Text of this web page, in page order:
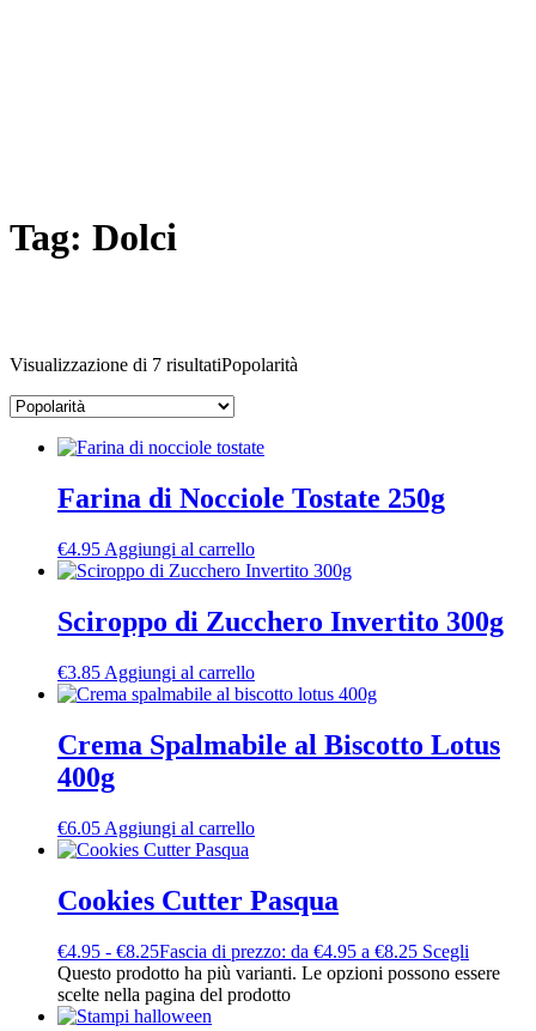
Tag: Dolci
Visualizzazione di 7 risultatiPopolarità
Farina di Nocciole Tostate 250g
€4.95 Aggiungi al carrello
Sciroppo di Zucchero Invertito 300g
€3.85 Aggiungi al carrello
Crema Spalmabile al Biscotto Lotus
400g
€6.05 Aggiungi al carrello
Cookies Cutter Pasqua
€4.95 - €8.25Fascia di prezzo: da €4.95 a €8.25 Scegli
Questo prodotto ha più varianti. Le opzioni possono essere
scelte nella pagina del prodotto